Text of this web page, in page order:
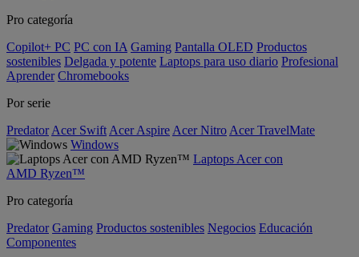
Pro categoría
Copilot+ PC PC con IA Gaming Pantalla OLED Productos
sostenibles Delgada y potente Laptops para uso diario Profesional
Aprender Chromebooks
Por serie
Predator Acer Swift Acer Aspire Acer Nitro Acer TravelMate
Windows
Laptops Acer con
AMD Ryzen™
Pro categoría
Predator Gaming Productos sostenibles Negocios Educación
Componentes